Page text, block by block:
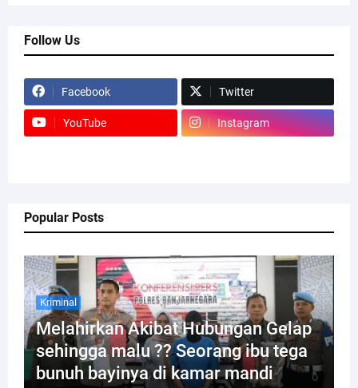
Follow Us
Facebook Twitter
YouTube Instagram
Popular Posts
Kriminal
Melahirkan Akibat Hubungan Gelap
sehingga malu ?? Seorang ibu tega
bunuh bayinya di kamar mandi